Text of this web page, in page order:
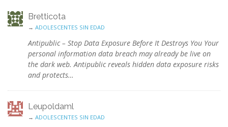
Bretticota
→ ADOLESCENTES SIN EDAD
Antipublic – Stop Data Exposure Before It Destroys You Your
personal information data breach may already be live on
the dark web. Antipublic reveals hidden data exposure risks
and protects…
Leupoldaml
→ ADOLESCENTES SIN EDAD